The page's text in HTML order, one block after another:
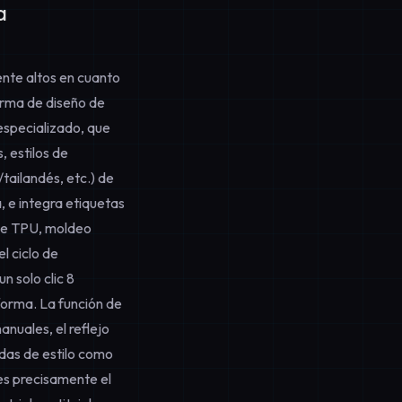
altos en cuanto
de diseño de
que
estilos de
etc.) de
e integra etiquetas
TPU, moldeo
ciclo de
solo clic 8
La función de
el reflejo
de estilo como
precisamente el